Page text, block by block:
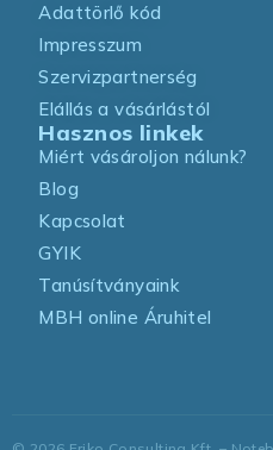
Adattörlő kód
Impresszum
Szervizpartnerség
Elállás a vásárlástól
Hasznos linkek
Miért vásároljon nálunk?
Blog
Kapcsolat
GYIK
Tanúsítványaink
MBH online Áruhitel